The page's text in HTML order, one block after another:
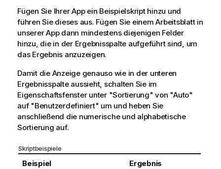
Fügen Sie Ihrer App ein Beispielskript hinzu und
führen Sie dieses aus. Fügen Sie einem Arbeitsblatt in
unserer App dann mindestens diejenigen Felder
hinzu, die in der Ergebnisspalte aufgeführt sind, um
das Ergebnis anzuzeigen.
Damit die Anzeige genauso wie in der unteren
Ergebnisspalte aussieht, schalten Sie im
Eigenschaftsfenster unter "Sortierung" von "Auto"
auf "Benutzerdefiniert" um und heben Sie
anschließend die numerische und alphabetische
Sortierung auf.
Skriptbeispiele
Beispiel Ergebnis